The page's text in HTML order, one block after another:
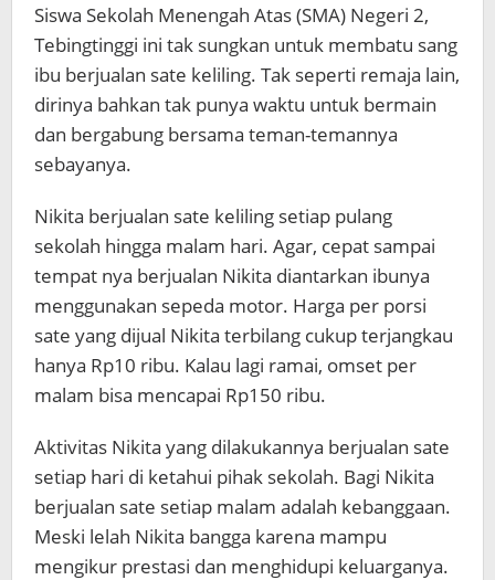
Siswa Sekolah Menengah Atas (SMA) Negeri 2,
Tebingtinggi ini tak sungkan untuk membatu sang
ibu berjualan sate keliling. Tak seperti remaja lain,
dirinya bahkan tak punya waktu untuk bermain
dan bergabung bersama teman-temannya
sebayanya.
Nikita berjualan sate keliling setiap pulang
sekolah hingga malam hari. Agar, cepat sampai
tempat nya berjualan Nikita diantarkan ibunya
menggunakan sepeda motor. Harga per porsi
sate yang dijual Nikita terbilang cukup terjangkau
hanya Rp10 ribu. Kalau lagi ramai, omset per
malam bisa mencapai Rp150 ribu.
Aktivitas Nikita yang dilakukannya berjualan sate
setiap hari di ketahui pihak sekolah. Bagi Nikita
berjualan sate setiap malam adalah kebanggaan.
Meski lelah Nikita bangga karena mampu
mengikur prestasi dan menghidupi keluarganya.